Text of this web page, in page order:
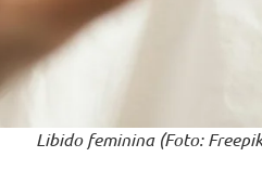
Libido feminina (Foto: